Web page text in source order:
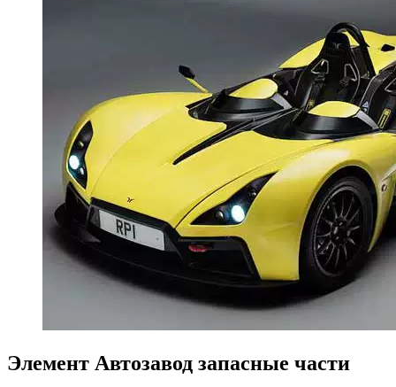
Элемент Автозавод запасные части